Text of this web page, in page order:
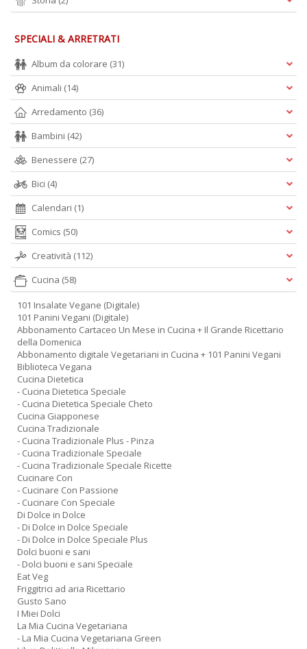
SPECIALI & ARRETRATI
Album da colorare (31)
Animali (14)
Arredamento (36)
Bambini (42)
Benessere (27)
Bici (4)
Calendari (1)
Comics (50)
Creatività (112)
Cucina (58)
101 Insalate Vegane (Digitale)
101 Panini Vegani (Digitale)
Abbonamento Cartaceo Un Mese in Cucina + Il Grande Ricettario
della Domenica
Abbonamento digitale Vegetariani in Cucina + 101 Panini Vegani
Biblioteca Vegana
Cucina Dietetica
- Cucina Dietetica Speciale
- Cucina Dietetica Speciale Cheto
Cucina Giapponese
Cucina Tradizionale
- Cucina Tradizionale Plus - Pinza
- Cucina Tradizionale Speciale
- Cucina Tradizionale Speciale Ricette
Cucinare Con
- Cucinare Con Passione
- Cucinare Con Speciale
Di Dolce in Dolce
- Di Dolce in Dolce Speciale
- Di Dolce in Dolce Speciale Plus
Dolci buoni e sani
- Dolci buoni e sani Speciale
Eat Veg
Friggitrici ad aria Ricettario
Gusto Sano
I Miei Dolci
La Mia Cucina Vegetariana
- La Mia Cucina Vegetariana Green